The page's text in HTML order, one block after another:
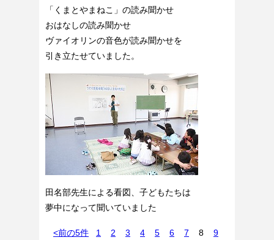
「くまとやまねこ」の読み聞かせ
おはなしの読み聞かせ
ヴァイオリンの音色が読み聞かせを
引き立たせていました。
田名部先生による看図、子どもたちは
夢中になって聞いていました
<前の5件 1 2 3 4 5 6 7 8
9